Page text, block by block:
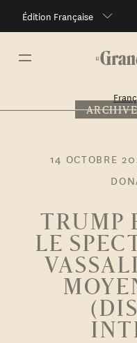
Édition Française
14 OCTOBRE
TRUMP
LE